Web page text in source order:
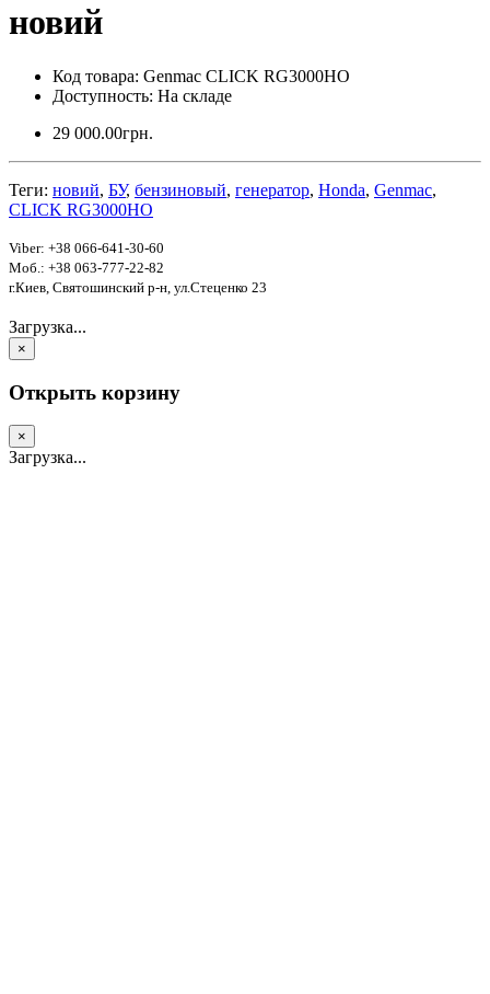
новий
Код товара: Genmac CLICK RG3000HO
Доступность: На складе
29 000.00грн.
Теги: новий, БУ, бензиновый, генератор, Honda, Genmac,
CLICK RG3000HO
Viber: +38 066-641-30-60
Моб.: +38 063-777-22-82
г.Киев, Святошинский р-н, ул.Стеценко 23
Загрузка...
×
Открыть корзину
×
Загрузка...